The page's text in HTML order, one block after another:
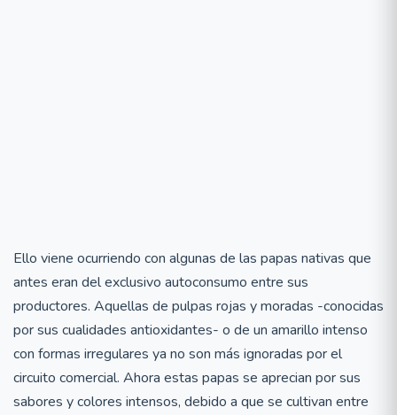
Ello viene ocurriendo con algunas de las papas nativas que
antes eran del exclusivo autoconsumo entre sus
productores. Aquellas de pulpas rojas y moradas -conocidas
por sus cualidades antioxidantes- o de un amarillo intenso
con formas irregulares ya no son más ignoradas por el
circuito comercial. Ahora estas papas se aprecian por sus
sabores y colores intensos, debido a que se cultivan entre